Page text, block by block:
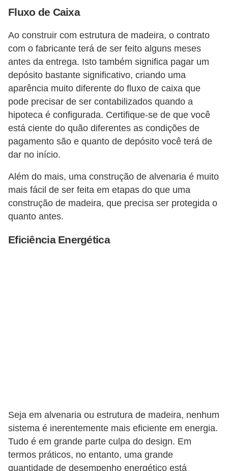
Fluxo de Caixa
Ao construir com estrutura de madeira, o contrato
com o fabricante terá de ser feito alguns meses
antes da entrega. Isto também significa pagar um
depósito bastante significativo, criando uma
aparência muito diferente do fluxo de caixa que
pode precisar de ser contabilizados quando a
hipoteca é configurada. Certifique-se de que você
está ciente do quão diferentes as condições de
pagamento são e quanto de depósito você terá de
dar no início.
Além do mais, uma construção de alvenaria é muito
mais fácil de ser feita em etapas do que uma
construção de madeira, que precisa ser protegida o
quanto antes.
Eficiência Energética
Seja em alvenaria ou estrutura de madeira, nenhum
sistema é inerentemente mais eficiente em energia.
Tudo é em grande parte culpa do design. Em
termos práticos, no entanto, uma grande
quantidade de desempenho energético está